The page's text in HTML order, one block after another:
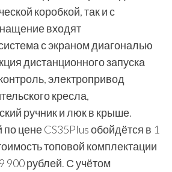
коробкой, так и с
входят
с экраном диагональю
дистанционного запуска
электропривод
кресла,
ручник и люк в крыше.
цене CS35Plus обойдётся в 1
топовой комплектации
900 рублей. С учётом